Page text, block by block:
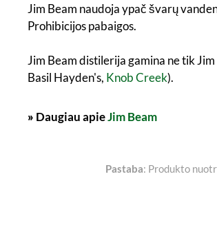
Jim Beam naudoja ypač švarų
Prohibicijos pabaigos.
Jim Beam distilerija gamina ne tik
Basil Hayden's, Knob Creek).
» Daugiau apieJim Beam
Pastaba: Produkto